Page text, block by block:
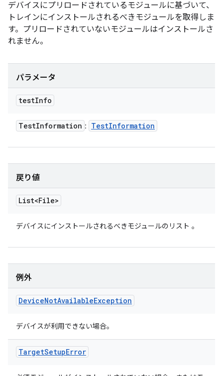
デバイスにプリロードされているモジュールに基づいて、
トレインにインストールされるべきモジュールを取得しま
す。プリロードされていないモジュールはインストールさ
れません。
パラメータ
testInfo
TestInformation : TestInformation
戻り値
List<File>
デバイスにインストールされるべきモジュールのリスト 。
例外
DeviceNotAvailableException
デバイスが利用できない場合。
TargetSetupError